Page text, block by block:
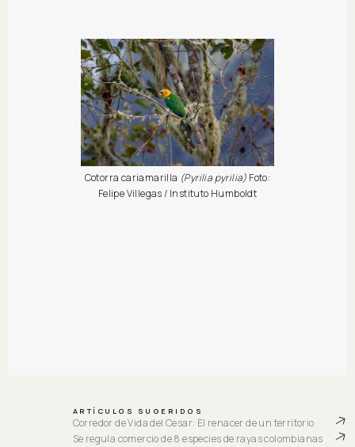
Cotorra cariamarilla (Pyrilia pyrilia) Foto:
Felipe Villegas / Instituto Humboldt
ARTÍCULOS SUGERIDOS
Corredor de Vida del Cesar: El renacer de un territorio
Se regula comercio de 8 especies de rayas colombianas